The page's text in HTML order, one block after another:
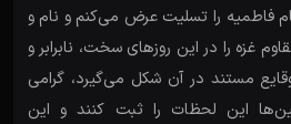
فاطمیه را تسلیت عرض می‌کنم و نام و
غزه را در این روزهای سخت، نابرابر و
مستند در آن شکل می‌گیرد، گرامی
این لحظات را ثبت کنند و این‌